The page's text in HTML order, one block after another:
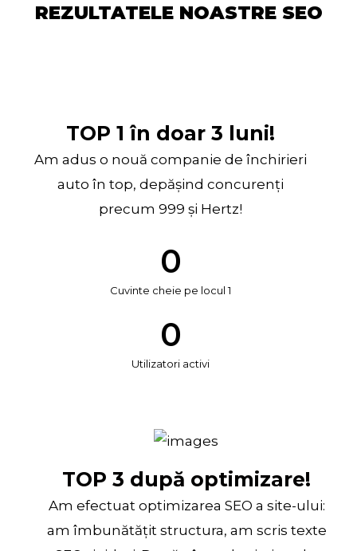
REZULTATELE NOASTRE SEO
TOP 1 în doar 3 luni!
Am adus o nouă companie de închirieri
auto în top, depășind concurenți
precum 999 și Hertz!
0
Cuvinte cheie pe locul 1
0
Utilizatori activi
TOP 3 după optimizare!
Am efectuat optimizarea SEO a site-ului:
am îmbunătățit structura, am scris texte